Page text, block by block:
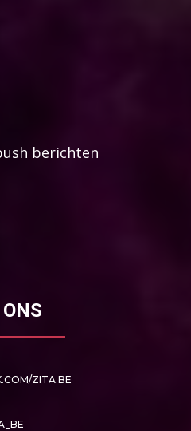
berichten
ZITA.BE